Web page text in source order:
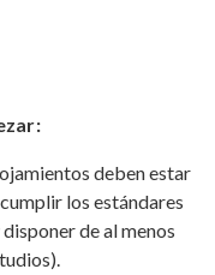
deben estar
los estándares
de al menos